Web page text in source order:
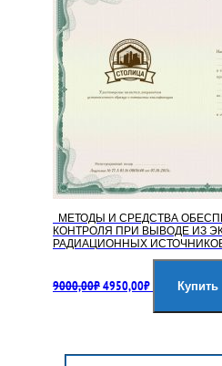
МЕТОДЫ И СРЕДСТВА
КОНТРОЛЯ ПРИ ВЫВОДЕ ИЗ
РАДИАЦИОННЫХ
9000,00₽цена
4950,00₽цена:
Купить